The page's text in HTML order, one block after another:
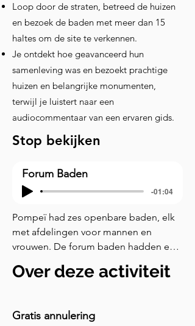
Loop door de straten, betreed de huizen
en bezoek de baden met meer dan 15
haltes om de site te verkennen.
Je ontdekt hoe geavanceerd hun
samenleving was en bezoekt prachtige
huizen en belangrijke monumenten,
terwijl je luistert naar een
audiocommentaar van een ervaren gids.
Stop bekijken
Forum Baden
-01:04
Pompeï had zes openbare baden, elk
met afdelingen voor mannen en
vrouwen. De forum baden hadden een
bestaande uit verschillende kamers die
ontspanningsbehoeften van de oude
Over deze activiteit
Gratis annulering